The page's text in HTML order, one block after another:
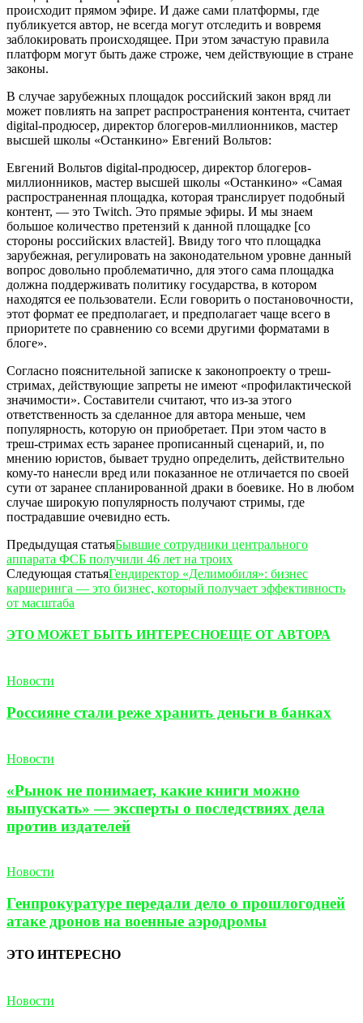
происходит прямом эфире. И даже сами платформы, где
публикуется автор, не всегда могут отследить и вовремя
заблокировать происходящее. При этом зачастую правила
платформ могут быть даже строже, чем действующие в стране
законы.
В случае зарубежных площадок российский закон вряд ли
может повлиять на запрет распространения контента, считает
digital-продюсер, директор блогеров-миллионников, мастер
высшей школы «Останкино» Евгений Вольтов:
Евгений Вольтов digital-продюсер, директор блогеров-
миллионников, мастер высшей школы «Останкино» «Самая
распространенная площадка, которая транслирует подобный
контент, — это Twitch. Это прямые эфиры. И мы знаем
большое количество претензий к данной площадке [со
стороны российских властей]. Ввиду того что площадка
зарубежная, регулировать на законодательном уровне данный
вопрос довольно проблематично, для этого сама площадка
должна поддерживать политику государства, в котором
находятся ее пользователи. Если говорить о постановочности,
этот формат ее предполагает, и предполагает чаще всего в
приоритете по сравнению со всеми другими форматами в
блоге».
Согласно пояснительной записке к законопроекту о треш-
стримах, действующие запреты не имеют «профилактической
значимости». Составители считают, что из-за этого
ответственность за сделанное для автора меньше, чем
популярность, которую он приобретает. При этом часто в
треш-стримах есть заранее прописанный сценарий, и, по
мнению юристов, бывает трудно определить, действительно
кому-то нанесли вред или показанное не отличается по своей
сути от заранее спланированной драки в боевике. Но в любом
случае широкую популярность получают стримы, где
пострадавшие очевидно есть.
Предыдущая статьяБывшие сотрудники центрального
аппарата ФСБ получили 46 лет на троих
Следующая статьяГендиректор «Делимобиля»: бизнес
каршеринга — это бизнес, который получает эффективность
от масштаба
ЭТО МОЖЕТ БЫТЬ ИНТЕРЕСНОЕЩЕ ОТ АВТОРА
Новости
Россияне стали реже хранить деньги в банках
Новости
«Рынок не понимает, какие книги можно
выпускать» — эксперты о последствиях дела
против издателей
Новости
Генпрокуратуре передали дело о прошлогодней
атаке дронов на военные аэродромы
ЭТО ИНТЕРЕСНО
Новости